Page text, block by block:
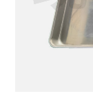
心